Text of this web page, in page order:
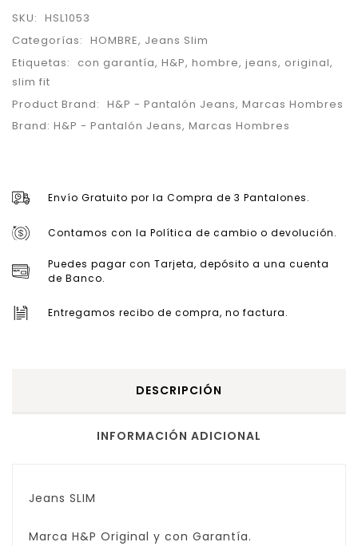
SKU: HSL1053
Categorías: HOMBRE, Jeans Slim
Etiquetas:
con garantía, H&P, hombre, jeans, original,
slim fit
Product Brand: H&P - Pantalón Jeans, Marcas Hombres
Brand: H&P - Pantalón Jeans, Marcas Hombres
Envío Gratuito por la Compra de 3 Pantalones.
Contamos con la Política de cambio o devolución.
Puedes pagar con Tarjeta, depósito a una cuenta
de Banco.
Entregamos recibo de compra, no factura.
DESCRIPCIÓN
INFORMACIÓN ADICIONAL
Jeans SLIM
Marca H&P Original y con Garantía.